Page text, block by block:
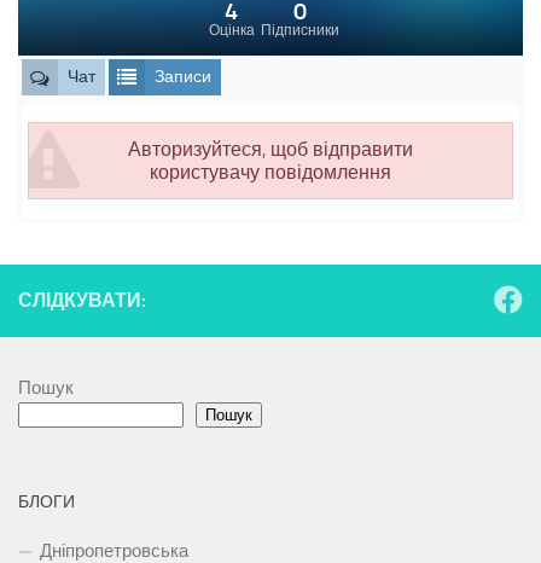
Оцінка
4
Підписники
0
Чат Записи
Авторизуйтеся, щоб відправити
користувачу повідомлення
СЛІДКУВАТИ:
Пошук
Пошук
БЛОГИ
Дніпропетровська